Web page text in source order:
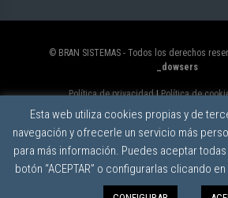
© BRAN SISTEMAS - Todos los derechos
_dowsers
Política de privacidad|Política de
Esta web utiliza cookies propias y de
navegación y ofrecerle un servicio más
para más información. Puedes aceptar
botón “ACEPTAR” o configurarlas clicando en